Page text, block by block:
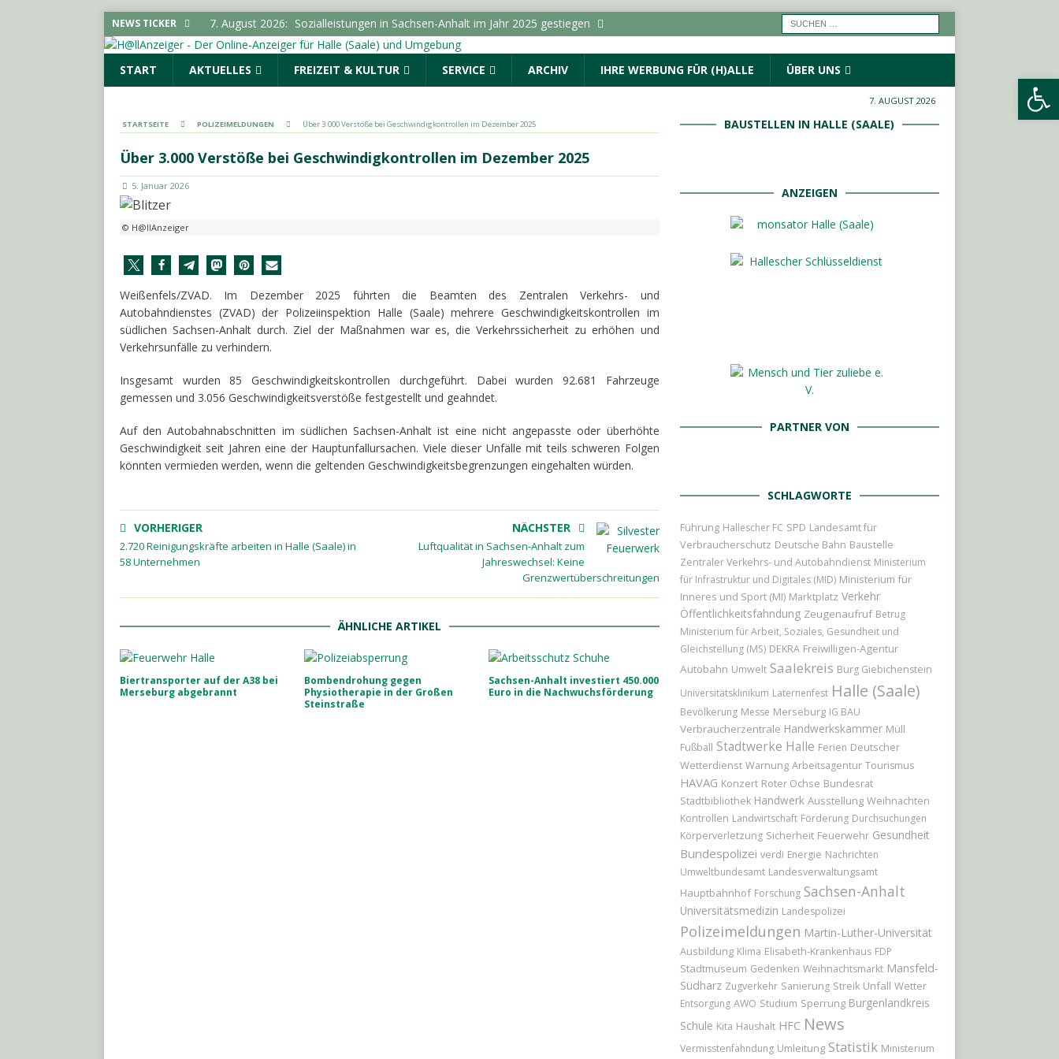
NEWS TICKER 7. August 2026: Sozialleistungen in Sachsen-Anhalt im Jahr 2025 gestiegen
SACHSEN-ANHALT INFO
6. August 2026:
18-Jähriger geschlagen und beraubt
POLIZEIMELDUNGEN
LOKALE NACHRICHTEN - HALLE (SAALE) & UMGEBUNG
POLIZEIMELDUNGEN
START AKTUELLES FREIZEIT & KULTUR SERVICE ARCHIV IHRE WERBUNG FÜR (H)ALLE ÜBER UNS
7. AUGUST 2026
STARTSEITE POLIZEIMELDUNGEN Über 3.000 Verstöße bei Geschwindigkontrollen im Dezember 2025
Über 3.000 Verstöße bei Geschwindigkontrollen im Dezember 2025
5. Januar 2026
© H@llAnzeiger
Weißenfels/ZVAD. Im Dezember 2025 führten die Beamten des Zentralen Verkehrs- und
Autobahndienstes (ZVAD) der Polizeiinspektion Halle (Saale) mehrere Geschwindigkeitskontrollen im
südlichen Sachsen-Anhalt durch. Ziel der Maßnahmen war es, die Verkehrssicherheit zu erhöhen und
Verkehrsunfälle zu verhindern.
Insgesamt wurden 85 Geschwindigkeitskontrollen durchgeführt. Dabei wurden 92.681 Fahrzeuge
gemessen und 3.056 Geschwindigkeitsverstöße festgestellt und geahndet.
Auf den Autobahnabschnitten im südlichen Sachsen-Anhalt ist eine nicht angepasste oder überhöhte
Geschwindigkeit seit Jahren eine der Hauptunfallursachen. Viele dieser Unfälle mit teils schweren Folgen
könnten vermieden werden, wenn die geltenden Geschwindigkeitsbegrenzungen eingehalten würden.
VORHERIGER
2.720 Reinigungskräfte arbeiten in Halle (Saale) in
58 Unternehmen
NÄCHSTER
Luftqualität in Sachsen-Anhalt zum
Jahreswechsel: Keine
Grenzwertüberschreitungen
ÄHNLICHE ARTIKEL
Biertransporter auf der A38 bei
Merseburg abgebrannt
Bombendrohung gegen
Physiotherapie in der Großen
Steinstraße
Sachsen-Anhalt investiert 450.000
Euro in die Nachwuchsförderung
BAUSTELLEN IN HALLE (SAALE)
ANZEIGEN
PARTNER VON
SCHLAGWORTE
Führung Hallescher FC SPD Landesamt für
Verbraucherschutz Deutsche Bahn Baustelle
Zentraler Verkehrs- und Autobahndienst Ministerium
für Infrastruktur und Digitales (MID) Ministerium für
Inneres und Sport (MI) Marktplatz Verkehr
Öffentlichkeitsfahndung Zeugenaufruf Betrug
Ministerium für Arbeit, Soziales, Gesundheit und
Gleichstellung (MS) DEKRA Freiwilligen-Agentur
Autobahn Umwelt Saalekreis Burg Giebichenstein
Universitätsklinikum Laternenfest Halle (Saale)
Bevölkerung Messe Merseburg IG BAU
Verbraucherzentrale Handwerkskammer Müll
Fußball Stadtwerke Halle Ferien Deutscher
Wetterdienst Warnung Arbeitsagentur Tourismus
HAVAG Konzert Roter Ochse Bundesrat
Stadtbibliothek Handwerk Ausstellung Weihnachten
Kontrollen Landwirtschaft Förderung Durchsuchungen
Körperverletzung Sicherheit Feuerwehr Gesundheit
Bundespolizei verdi Energie Nachrichten
Umweltbundesamt Landesverwaltungsamt
Hauptbahnhof Forschung Sachsen-Anhalt
Universitätsmedizin Landespolizei
Polizeimeldungen Martin-Luther-Universität
Ausbildung Klima Elisabeth-Krankenhaus FDP
Stadtmuseum Gedenken Weihnachtsmarkt Mansfeld-
Südharz Zugverkehr Sanierung Streik Unfall Wetter
Entsorgung AWO Studium Sperrung Burgenlandkreis
Schule Kita Haushalt HFC News
Vermisstenfahndung Umleitung Statistik Ministerium
Werkzeugleiste öffnen